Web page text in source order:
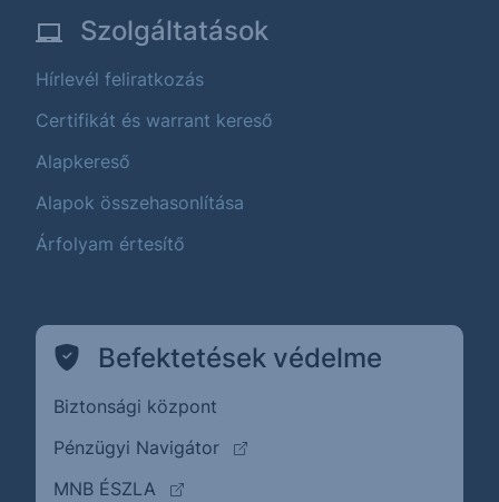
Szolgáltatások
Hírlevél feliratkozás
Certifikát és warrant kereső
Alapkereső
Alapok összehasonlítása
Árfolyam értesítő
Befektetések védelme
Biztonsági központ
Pénzügyi Navigátor
(külső oldalra ugrik)
MNB ÉSZLA
(külső oldalra ugrik)